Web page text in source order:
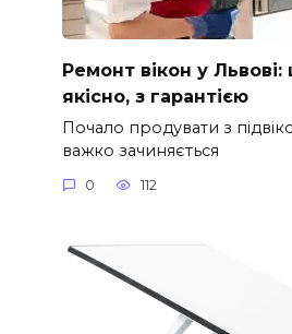
Ремонт вікон у
якісно, з гарантією
Почало продувати з
важко зачиняється
0 112